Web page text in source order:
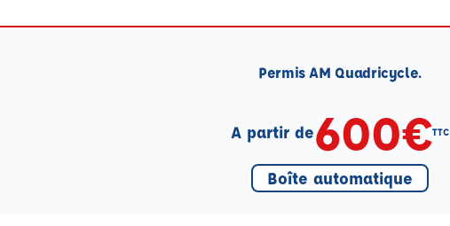
Permis AM Quadricycle.
A partir de600€TTC
Boîte automatique